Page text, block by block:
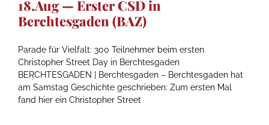
18.Aug — Erster CSD in
Berchtesgaden (BAZ)
Parade für Vielfalt: 300 Teilnehmer beim ersten
Christopher Street Day in Berchtesgaden
BERCHTESGADEN | Berchtesgaden – Berchtesgaden hat
am Samstag Geschichte geschrieben: Zum ersten Mal
fand hier ein Christopher Street